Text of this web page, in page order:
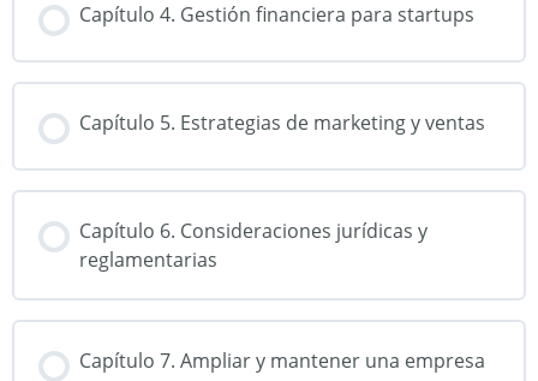
Capítulo 4. Gestión financiera para startups
Capítulo 5. Estrategias de marketing y ventas
Capítulo 6. Consideraciones jurídicas y
reglamentarias
Capítulo 7. Ampliar y mantener una empresa